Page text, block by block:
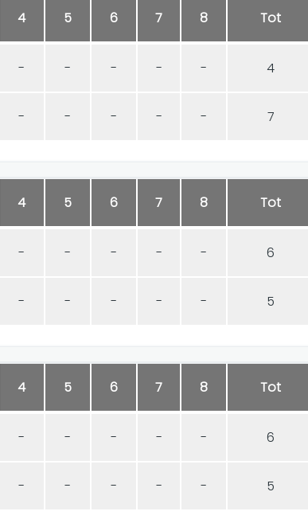
4 5 6 7 8 Tot
- - - - - 4
- - - - - 7
4 5 6 7 8 Tot
- - - - - 6
- - - - - 5
4 5 6 7 8 Tot
- - - - - 6
- - - - - 5